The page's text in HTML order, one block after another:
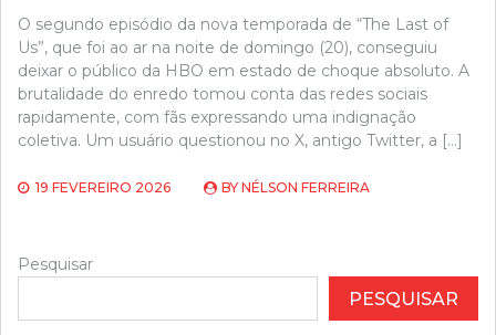
O segundo episódio da nova temporada de “The Last of
Us”, que foi ao ar na noite de domingo (20), conseguiu
deixar o público da HBO em estado de choque absoluto. A
brutalidade do enredo tomou conta das redes sociais
rapidamente, com fãs expressando uma indignação
coletiva. Um usuário questionou no X, antigo Twitter, a […]
19 FEVEREIRO 2026 BY NÉLSON FERREIRA
Pesquisar
PESQUISAR